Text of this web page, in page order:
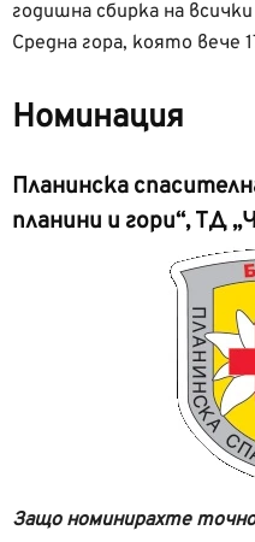
годишна сбирка на
Средна гора, която вече
Номинация
Планинска
планини и гори“, ТД
Защо номинирахте